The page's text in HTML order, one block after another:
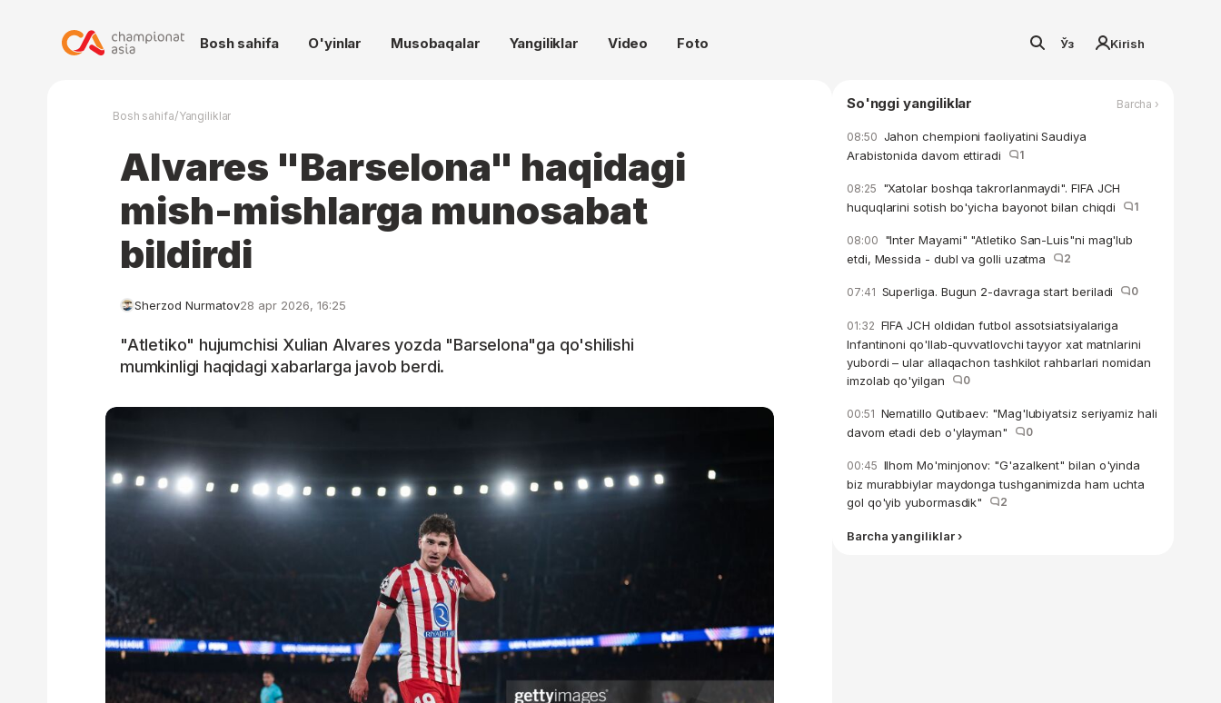
Bosh sahifa O'yinlar Musobaqalar Yangiliklar Video Foto Ўз Kirish
Bosh sahifa/Yangiliklar
Alvares "Barselona" haqidagi
mish-mishlarga munosabat
bildirdi
Sherzod Nurmatov28 apr 2026, 16:25
"Atletiko" hujumchisi Xulian Alvares yozda "Barselona"ga qo'shilishi
mumkinligi haqidagi xabarlarga javob berdi.
So'nggi yangiliklar Barcha ›
08:50 Jahon chempioni faoliyatini Saudiya
Arabistonida davom ettiradi
1
08:25 "Xatolar boshqa takrorlanmaydi". FIFA JCH
huquqlarini sotish bo'yicha bayonot bilan chiqdi
1
08:00 "Inter Mayami" "Atletiko San-Luis"ni mag'lub
etdi, Messida - dubl va golli uzatma
2
07:41 Superliga. Bugun 2-davraga start beriladi 0
01:32 FIFA JCH oldidan futbol assotsiatsiyalariga
Infantinoni qo'llab-quvvatlovchi tayyor xat matnlarini
yubordi – ular allaqachon tashkilot rahbarlari nomidan
imzolab qo'yilgan
0
00:51 Nematillo Qutibaev: "Mag'lubiyatsiz seriyamiz hali
davom etadi deb o'ylayman"
0
00:45 Ilhom Mo'minjonov: "G'azalkent" bilan o'yinda
biz murabbiylar maydonga tushganimizda ham uchta
gol qo'yib yubormasdik"
2
Barcha yangiliklar ›